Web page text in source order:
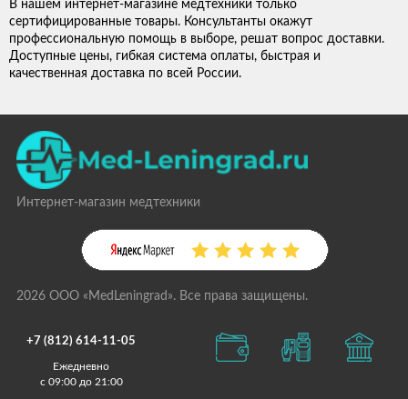
В нашем интернет-магазине медтехники только
сертифицированные товары. Консультанты окажут
профессиональную помощь в выборе, решат вопрос доставки.
Доступные цены, гибкая система оплаты, быстрая и
качественная доставка по всей России.
Интернет-магазин медтехники
2026 ООО «MedLeningrad». Все права защищены.
+7 (812) 614-11-05
Ежедневно
с 09:00 до 21:00